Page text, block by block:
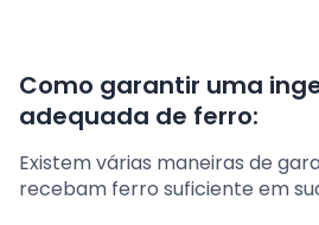
Como garantir uma
adequada de ferro:
Existem várias maneiras de
recebam ferro suficiente em